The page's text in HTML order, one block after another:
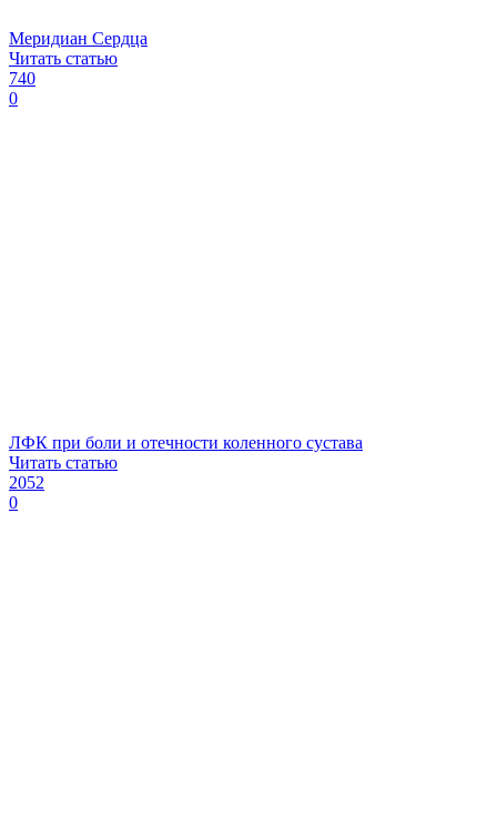
Меридиан Сердца
Читать статью
740
0
ЛФК при боли и отечности коленного сустава
Читать статью
2052
0